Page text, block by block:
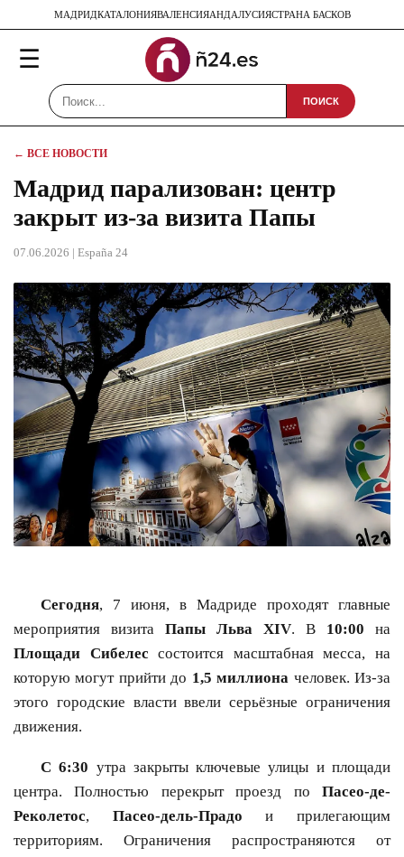
МАДРИДКАТАЛОНИЯВАЛЕНСИЯАНДАЛУСИЯСТРАНА БАСКОВ
☰
ПОИСК
← ВСЕ НОВОСТИ
Мадрид парализован: центр
закрыт из-за визита Папы
07.06.2026 | España 24
Сегодня, 7 июня, в Мадриде проходят главные
мероприятия визита Папы Льва XIV. В 10:00 на
Площади Сибелес состоится масштабная месса, на
которую могут прийти до 1,5 миллиона человек. Из-за
этого городские власти ввели серьёзные ограничения
движения.
С 6:30 утра закрыты ключевые улицы и площади
центра. Полностью перекрыт проезд по Пасео-де-
Реколетос, Пасео-дель-Прадо и прилегающим
территориям. Ограничения распространяются от